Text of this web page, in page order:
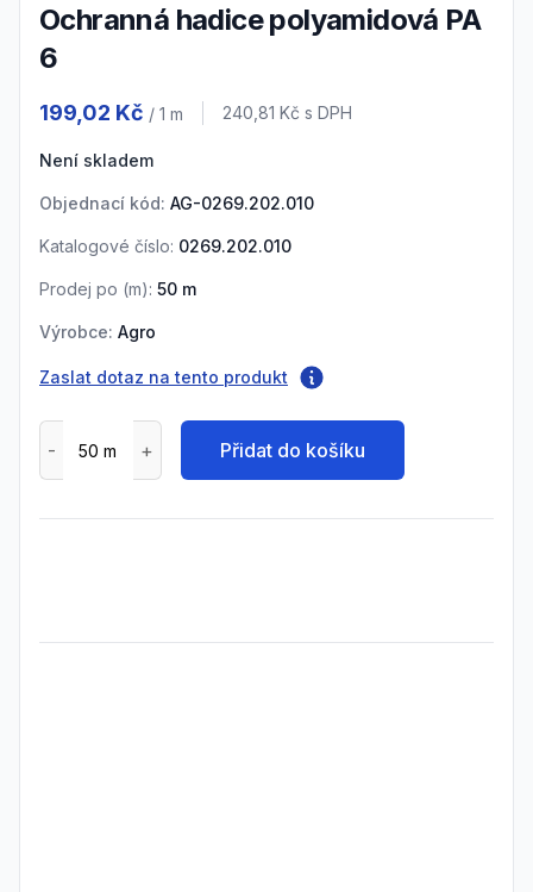
Ochranná hadice polyamidová PA
6
199,02 Kč / 1 m Cena s DPH
240,81 Kč s DPH
Není skladem
Objednací kód: AG-0269.202.010
Katalogové číslo: 0269.202.010
Prodej po (m): 50 m
Výrobce: Agro
Zaslat dotaz na tento produkt
Přidat do košíku